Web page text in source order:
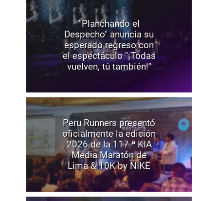
"Planchando el
Despecho" anuncia su
esperado regreso con
el espectáculo "¡Todas
vuelven, tú también!"
Peru Runners presentó
oficialmente la edición
2026 de la 117.ª KIA
Media Maratón de
Lima & 10K by NIKE